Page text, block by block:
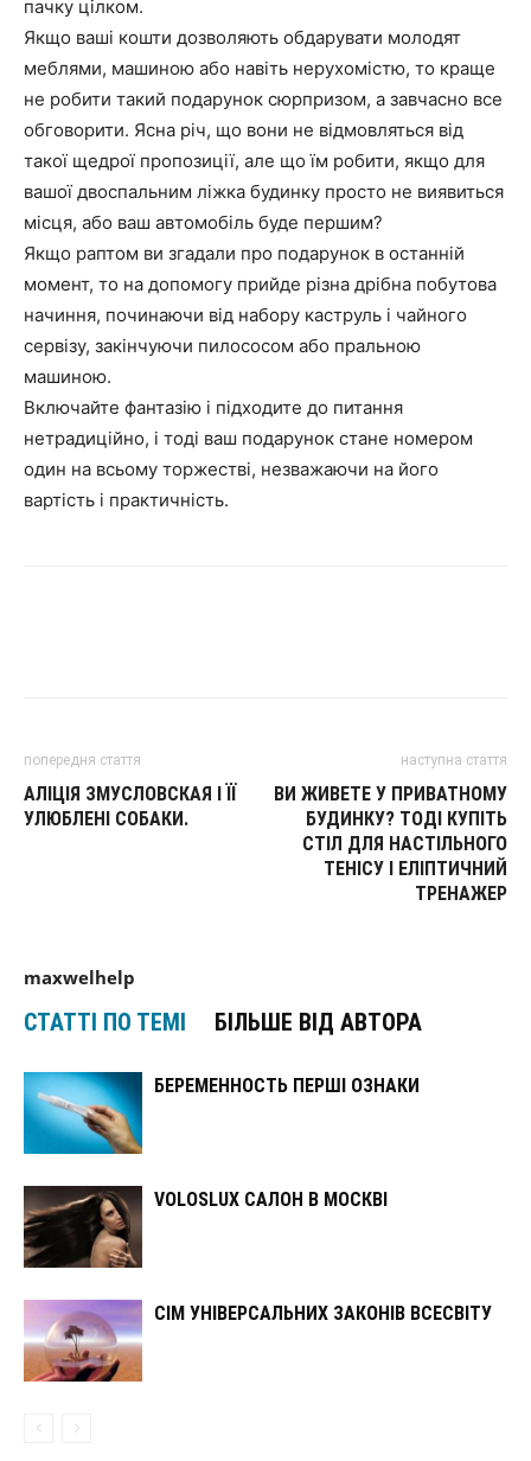
пачку цілком.
Якщо ваші кошти дозволяють обдарувати молодят
меблями, машиною або навіть нерухомістю, то краще
не робити такий подарунок сюрпризом, а завчасно все
обговорити. Ясна річ, що вони не відмовляться від
такої щедрої пропозиції, але що їм робити, якщо для
вашої двоспальним ліжка будинку просто не виявиться
місця, або ваш автомобіль буде першим?
Якщо раптом ви згадали про подарунок в останній
момент, то на допомогу прийде різна дрібна побутова
начиння, починаючи від набору каструль і чайного
сервізу, закінчуючи пилососом або пральною
машиною.
Включайте фантазію і підходите до питання
нетрадиційно, і тоді ваш подарунок стане номером
один на всьому торжестві, незважаючи на його
вартість і практичність.
попередня стаття
АЛІЦІЯ ЗМУСЛОВСКАЯ І ЇЇ
УЛЮБЛЕНІ СОБАКИ.
наступна стаття
ВИ ЖИВЕТЕ У ПРИВАТНОМУ
БУДИНКУ? ТОДІ КУПІТЬ
СТІЛ ДЛЯ НАСТІЛЬНОГО
ТЕНІСУ І ЕЛІПТИЧНИЙ
ТРЕНАЖЕР
maxwelhelp
СТАТТІ ПО ТЕМІ БІЛЬШЕ ВІД АВТОРА
БЕРЕМЕННОСТЬ ПЕРШІ ОЗНАКИ
VOLOSLUX САЛОН В МОСКВІ
СІМ УНІВЕРСАЛЬНИХ ЗАКОНІВ ВСЕСВІТУ